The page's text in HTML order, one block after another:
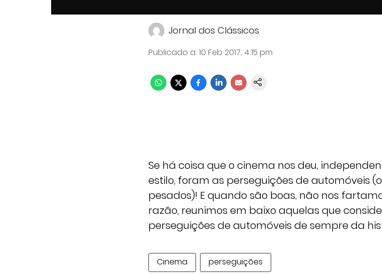
Jornal dos Clássicos
Publicado a: 10 Feb 2017, 4:15 pm
Se há coisa que o cinema nos deu,
estilo, foram as perseguições de automóveis
pesados)! E quando são boas, não nos
razão, reunimos em baixo aquelas que
perseguições de automóveis de sempre da
Cinema perseguições